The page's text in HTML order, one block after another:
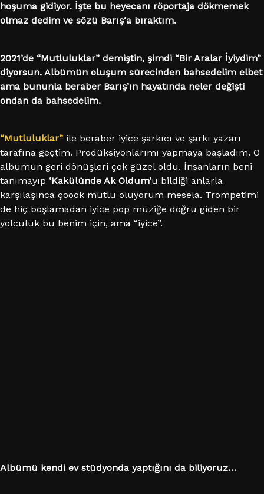
hoşuma gidiyor. İşte bu heyecanı röportaja dökmemek
olmaz dedim ve sözü Barış‘a bıraktım.
2021’de “Mutluluklar” demiştin, şimdi “Bir Aralar İyiydim”
diyorsun. Albümün oluşum sürecinden bahsedelim elbet
ama bununla beraber Barış’ın hayatında neler değişti
ondan da bahsedelim.
“Mutluluklar” ile beraber iyice şarkıcı ve şarkı yazarı
tarafına geçtim. Prodüksiyonlarımı yapmaya başladım. O
albümün geri dönüşleri çok güzel oldu. İnsanların beni
tanımayıp ‘Kakülünde Ak Oldum’u bildiği anlarla
karşılaşınca çoook mutlu oluyorum mesela. Trompetimi
de hiç boşlamadan iyice pop müziğe doğru giden bir
yolculuk bu benim için, ama “iyice”.
Albümü kendi ev stüdyonda yaptığını da biliyoruz…